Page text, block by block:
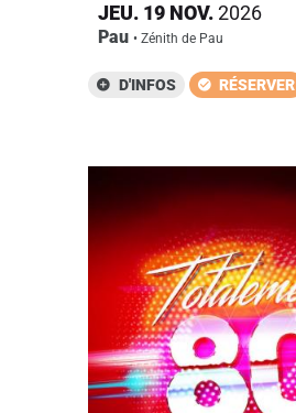
JEU. 19 NOV.2026
Pau • Zénith de Pau
D'INFOS RÉSERVER